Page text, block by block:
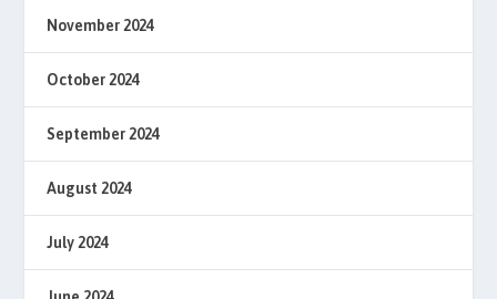
November 2024
October 2024
September 2024
August 2024
July 2024